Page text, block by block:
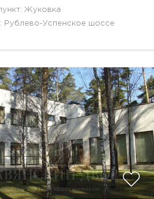
Жуковка
Рублево-Успенское шоссе